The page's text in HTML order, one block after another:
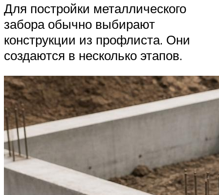
Для постройки металлического
забора обычно выбирают
конструкции из профлиста. Они
создаются в несколько этапов.